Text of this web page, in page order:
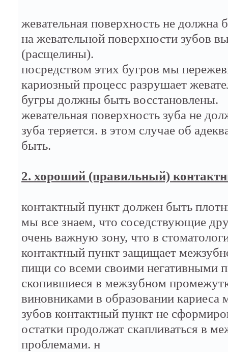
жевательная поверхность не должна
на жевательной поверхности зубов
(расщелины).
посредством этих бугров мы
кариозный процесс разрушает
бугры должны быть восстановлены.
жевательная поверхность зуба не
зуба теряется. в этом случае об
быть.
2. хороший (правильный)
контактный пункт должен быть
мы все знаем, что соседствующие
очень важную зону, что в
контактный пункт защищает
пищи со всеми своими негативными
скопившиеся в межзубном
виновниками в образовании
зубов контактный пункт не
остатки продолжат скапливаться в
проблемами. н